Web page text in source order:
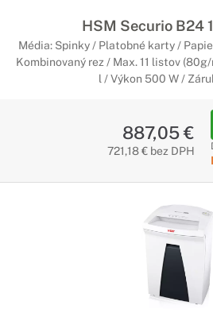
HSM Securio B24
Média: Spinky / Platobné karty /
Kombinovaný rez / Max. 11 listov
l / Výkon 500 W /
887,05 €
721,18 € bez DPH